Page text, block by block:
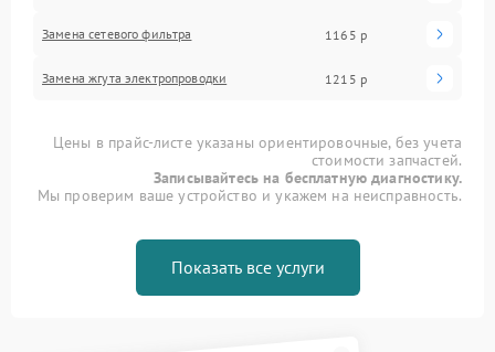
Замена сетевого фильтра 1165 р
Замена жгута электропроводки 1215 р
Цены в прайс-листе указаны ориентировочные, без учета
стоимости запчастей.
Записывайтесь на бесплатную диагностику.
Мы проверим ваше устройство и укажем на неисправность.
Показать все услуги